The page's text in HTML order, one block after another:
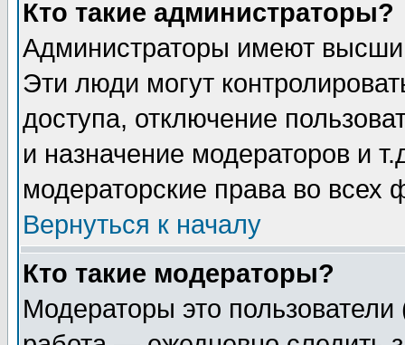
Кто такие администраторы?
Администраторы имеют
Эти люди могут
доступа, отключение
и назначение модераторов и
модераторские права во всех
Вернуться к началу
Кто такие модераторы?
Модераторы это